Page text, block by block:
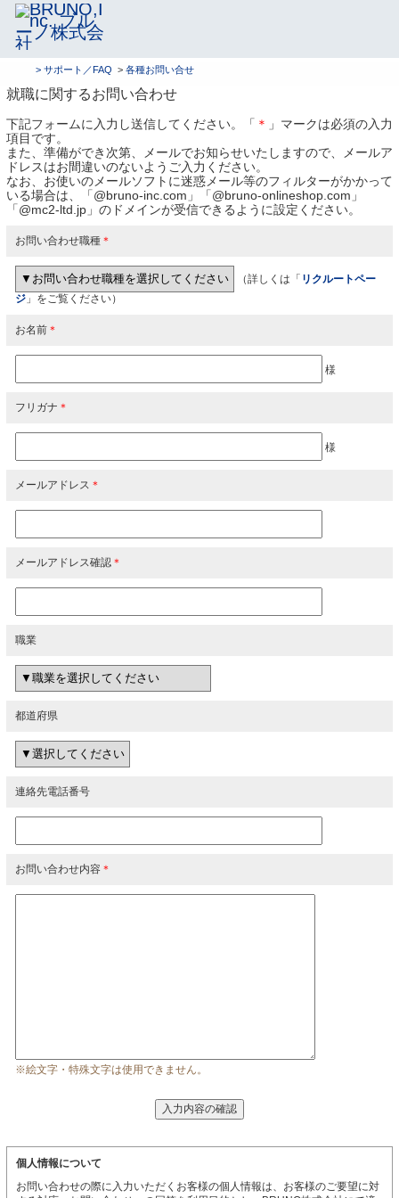
> サポート／FAQ > 各種お問い合せ
就職に関するお問い合わせ
下記フォームに入力し送信してください。「 ＊ 」マークは必須の入力
項目です。
また、準備ができ次第、メールでお知らせいたしますので、メールア
ドレスはお間違いのないようご入力ください。
なお、お使いのメールソフトに迷惑メール等のフィルターがかかって
いる場合は、「@bruno-inc.com」「@bruno-onlineshop.com」
「@mc2-ltd.jp」のドメインが受信できるように設定ください。
お問い合わせ職種 ＊
（詳しくは「 リクルートペー
ジ 」をご覧ください）
お名前 ＊
様
フリガナ ＊
様
メールアドレス ＊
メールアドレス確認 ＊
職業
都道府県
連絡先電話番号
お問い合わせ内容 ＊
※絵文字・特殊文字は使用できません。
個人情報について
お問い合わせの際に入力いただくお客様の個人情報は、お客様のご要望に対